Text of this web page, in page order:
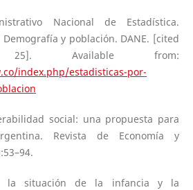
Nacional de Estadística.
y población. DANE. [cited
Available from:
index.php/estadisticas-por-
social: una propuesta para
Revista de Economía y
la situación de la infancia y la